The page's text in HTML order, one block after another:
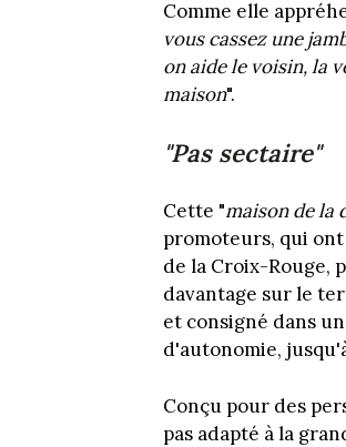
Comme elle
vous cassez une
on aide le voisin, la
maison".
"Pas sectaire"
Cette "maison de la
promoteurs, qui
de la Croix-Rouge,
davantage sur le
et consigné dans
d'autonomie,
Conçu pour des
pas adapté à la